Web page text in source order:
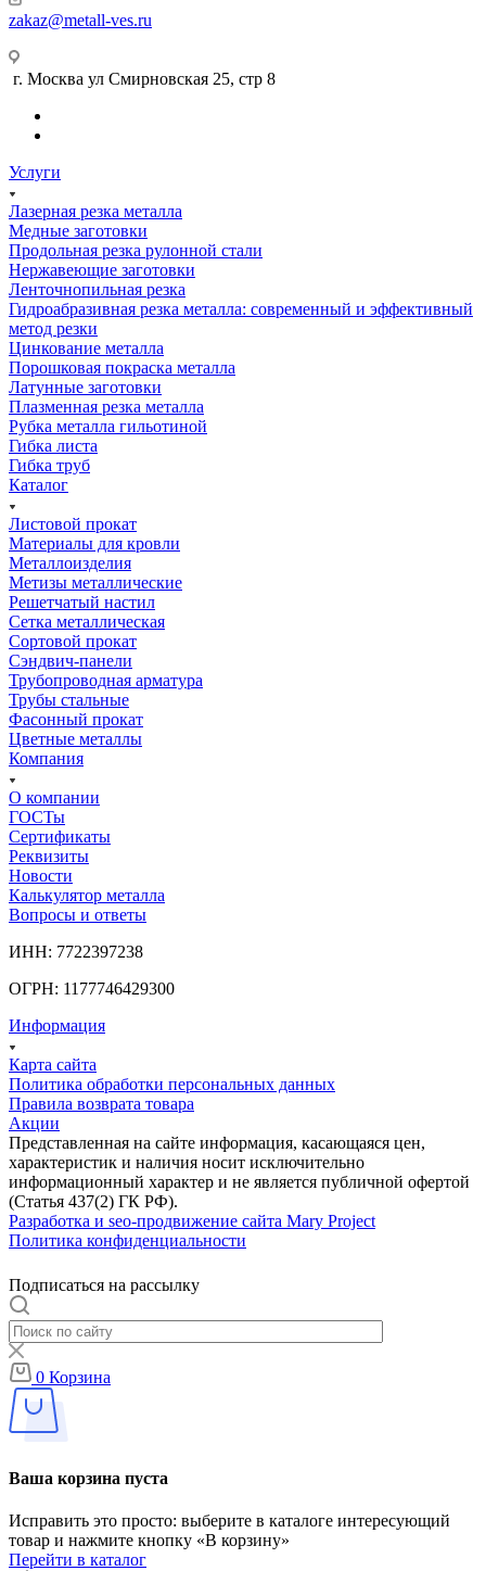
zakaz@metall-ves.ru
г. Москва ул Смирновская 25, стр 8
Услуги
Лазерная резка металла
Медные заготовки
Продольная резка рулонной стали
Нержавеющие заготовки
Ленточнопильная резка
Гидроабразивная резка металла: современный и эффективный
метод резки
Цинкование металла
Порошковая покраска металла
Латунные заготовки
Плазменная резка металла
Рубка металла гильотиной
Гибка листа
Гибка труб
Каталог
Листовой прокат
Материалы для кровли
Металлоизделия
Метизы металлические
Решетчатый настил
Сетка металлическая
Сортовой прокат
Сэндвич-панели
Трубопроводная арматура
Трубы стальные
Фасонный прокат
Цветные металлы
Компания
О компании
ГОСТы
Сертификаты
Реквизиты
Новости
Калькулятор металла
Вопросы и ответы
ИНН: 7722397238
ОГРН: 1177746429300
Информация
Карта сайта
Политика обработки персональных данных
Правила возврата товара
Акции
Представленная на сайте информация, касающаяся цен,
характеристик и наличия носит исключительно
информационный характер и не является публичной офертой
(Статья 437(2) ГК РФ).
Разработка и seo-продвижение сайта Mary Project
Политика конфиденциальности
Подписаться на рассылку
0 Корзина
Ваша корзина пуста
Исправить это просто: выберите в каталоге интересующий
товар и нажмите кнопку «В корзину»
Перейти в каталог